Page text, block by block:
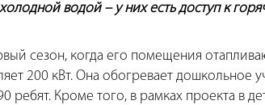
водой – у них есть доступ к
сезон, когда его помещения
200 кВт. Она обогревает дошкольное
Кроме того, в рамках проекта в